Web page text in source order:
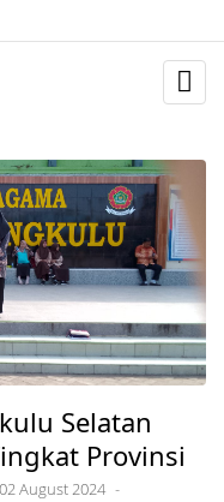
Selatan
Provinsi
02 August 2024